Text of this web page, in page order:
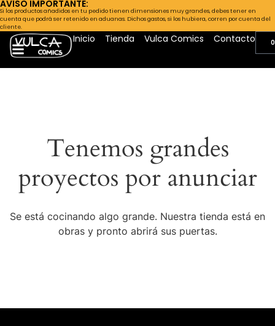
AVISO IMPORTANTE:
Si los productos añadidos en tu pedido tienen dimensiones muy grandes, debes tener en
cuenta que podrá ser retenido en aduanas. Dichos gastos, si los hubiera, corren por cuenta del
cliente.
Inicio Tienda Vulca Comics Contacto
Tenemos grandes
proyectos por anunciar
Se está cocinando algo grande. Nuestra tienda está en
obras y pronto abrirá sus puertas.